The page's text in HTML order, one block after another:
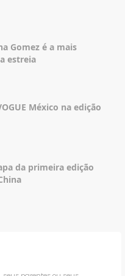
Gomez é a mais
estreia
México na edição
da primeira edição